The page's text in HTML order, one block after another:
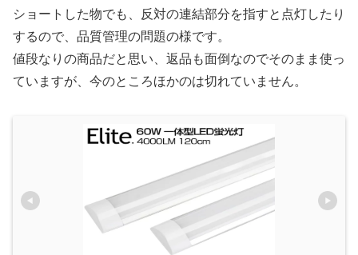
ショートした物でも、反対の連結部分を指すと点灯したり
するので、品質管理の問題の様です。
値段なりの商品だと思い、返品も面倒なのでそのまま使っ
ていますが、今のところほかのは切れていません。